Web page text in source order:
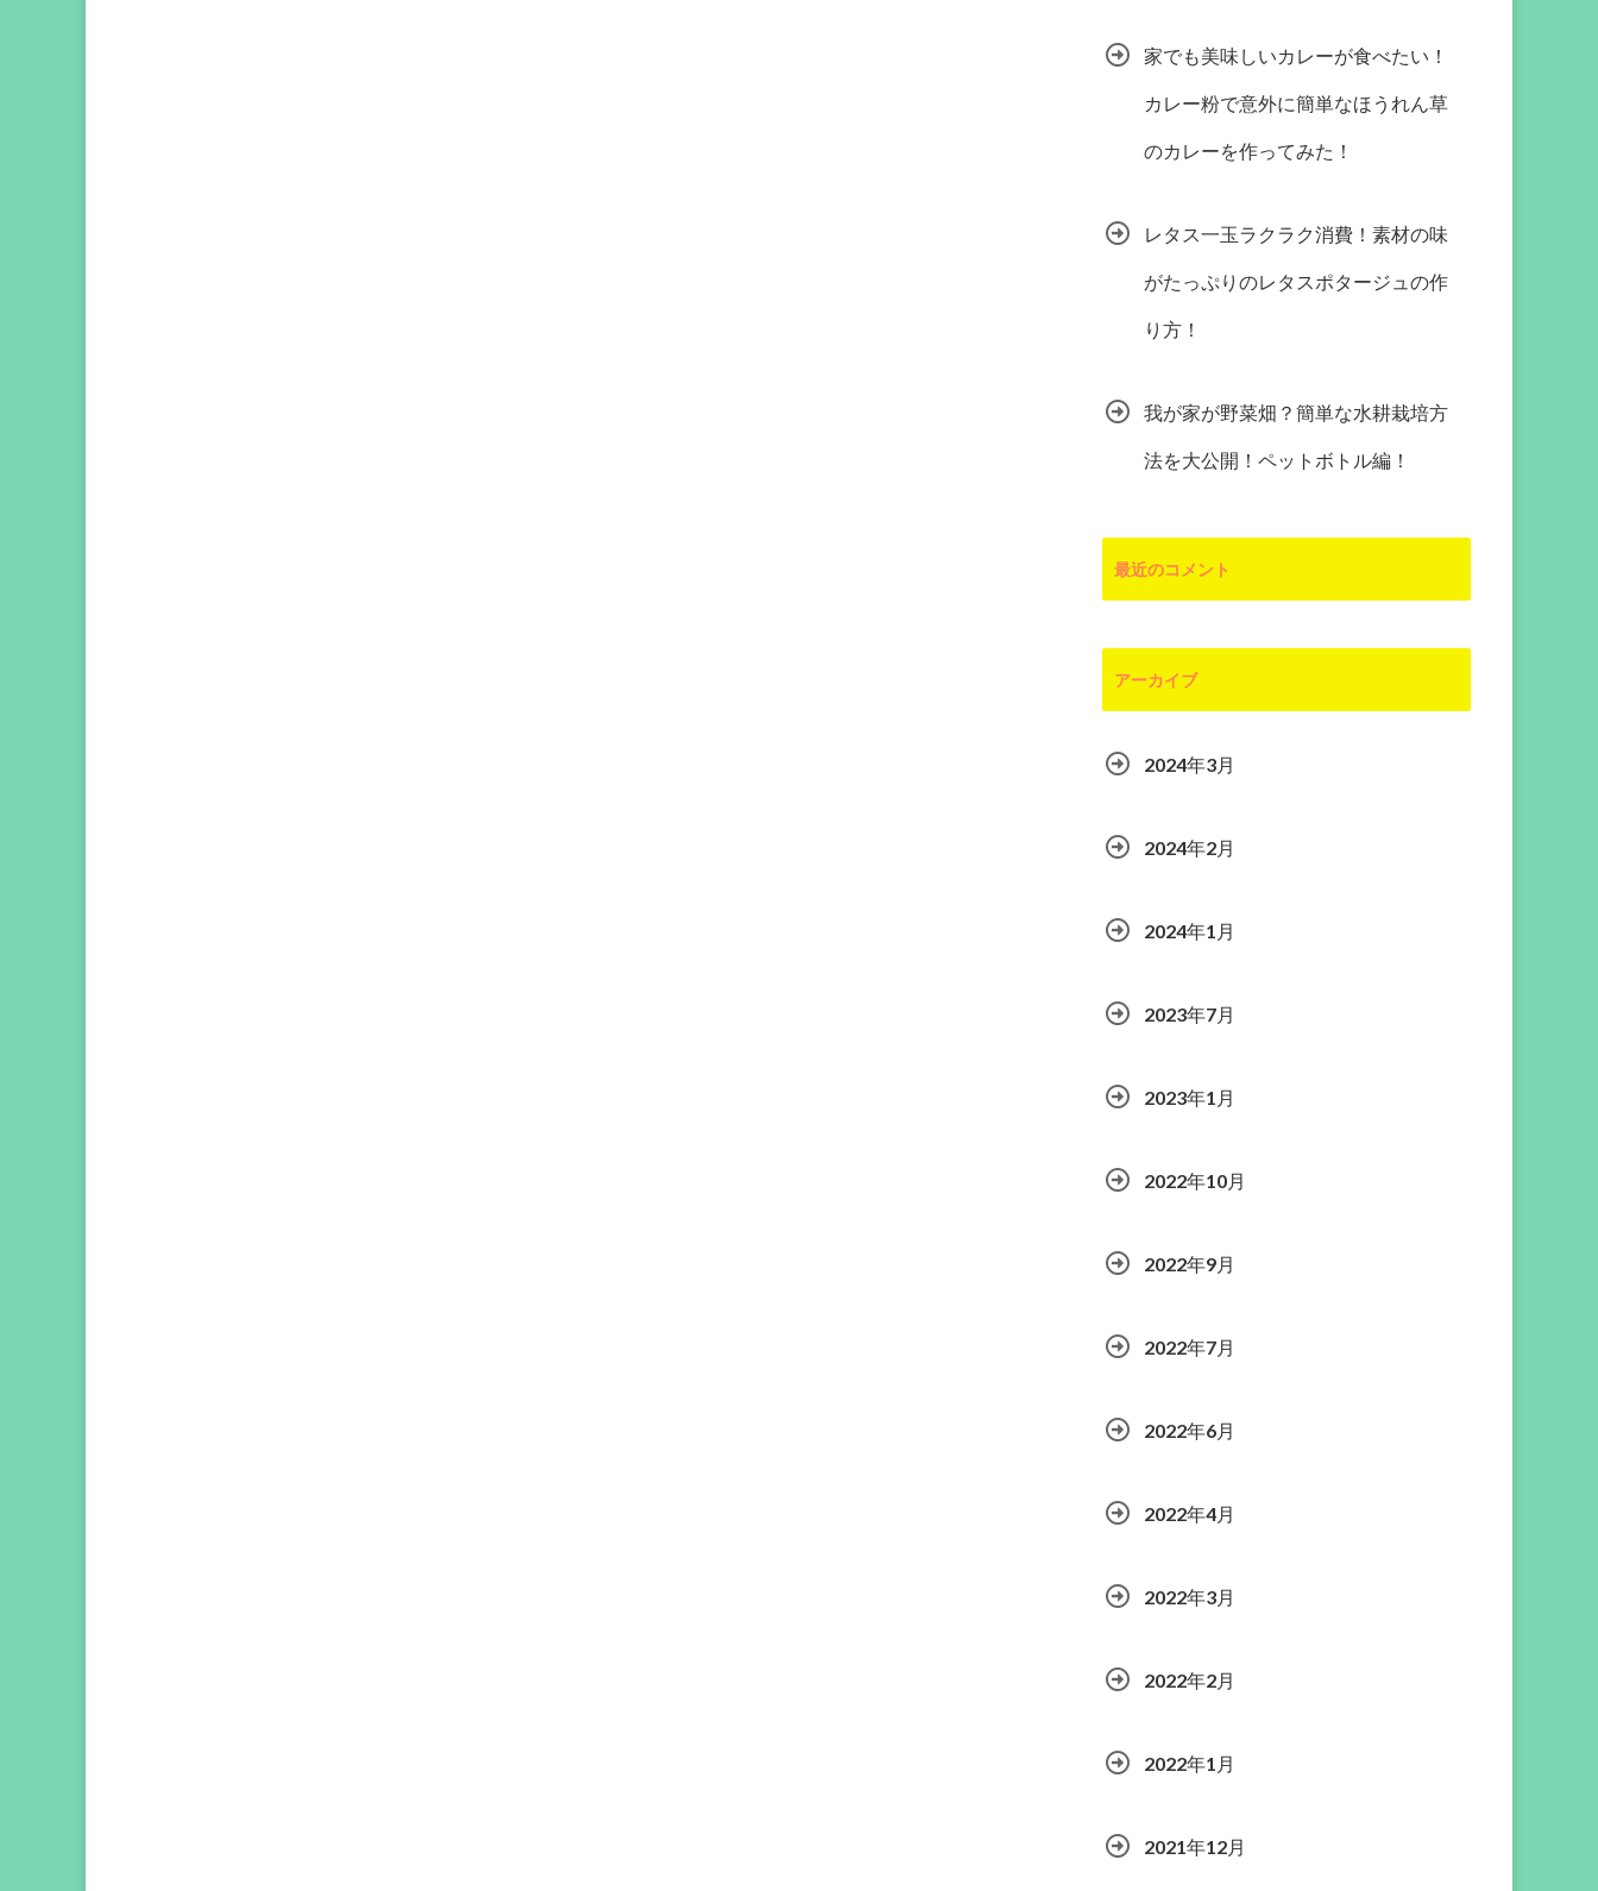
家でも美味しいカレーが食べたい！
カレー粉で意外に簡単なほうれん草
のカレーを作ってみた！
レタス一玉ラクラク消費！素材の味
がたっぷりのレタスポタージュの作
り方！
我が家が野菜畑？簡単な水耕栽培方
法を大公開！ペットボトル編！
最近のコメント
アーカイブ
2024年3月
2024年2月
2024年1月
2023年7月
2023年1月
2022年10月
2022年9月
2022年7月
2022年6月
2022年4月
2022年3月
2022年2月
2022年1月
2021年12月